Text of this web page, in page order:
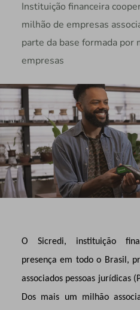
Instituição financeira
milhão de empresas
parte da base formada por
empresas
O Sicredi, instituição
presença em todo o Brasil,
associados pessoas jurídicas
Dos mais um milhão